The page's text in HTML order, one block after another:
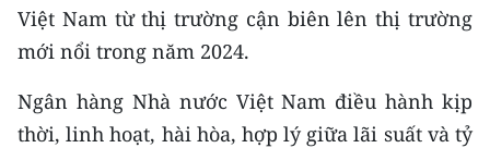
РУССКИЙ
ESPAÑOL
Việt Nam từ thị trường cận biên lên thị trường
mới nổi trong năm 2024.
Ngân hàng Nhà nước Việt Nam điều hành kịp
thời, linh hoạt, hài hòa, hợp lý giữa lãi suất và tỷ